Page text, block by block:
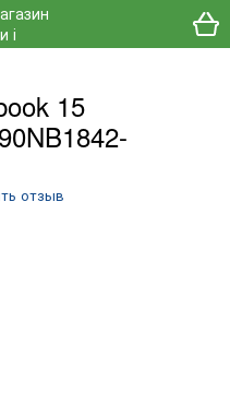
15
отзыв